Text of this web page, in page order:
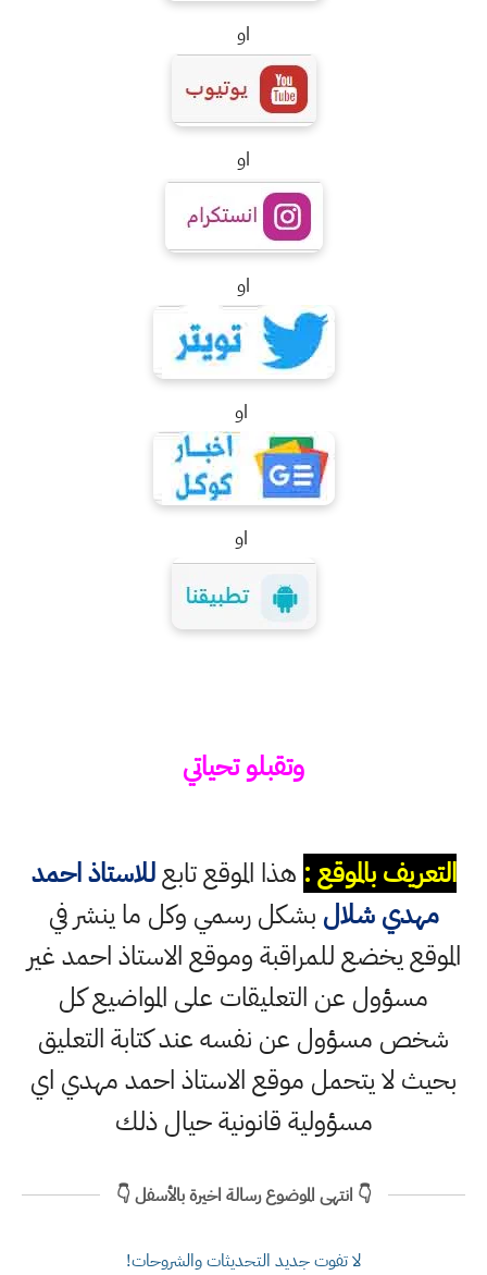
او
او
او
او
او
وتقبلو تحياتي
التعريف بالموقع : هذا الموقع تابعللاستاذ احمد
مهدي شلال بشكل رسمي وكل ما ينشر في
الموقع يخضع للمراقبة وموقع الاستاذ احمد غير
مسؤول عن التعليقات على المواضيع كل
شخص مسؤول عن نفسه عند كتابة التعليق
بحيث لا يتحمل موقع الاستاذ احمد مهدي اي
مسؤولية قانونية حيال ذلك
👇 انتهى الموضوع رسالة اخيرة بالأسفل 👇
لا تفوت جديد التحديثات والشروحات!